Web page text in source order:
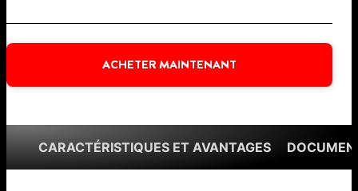
ACHETER MAINTENANT
CARACTÉRISTIQUES ET AVANTAGES